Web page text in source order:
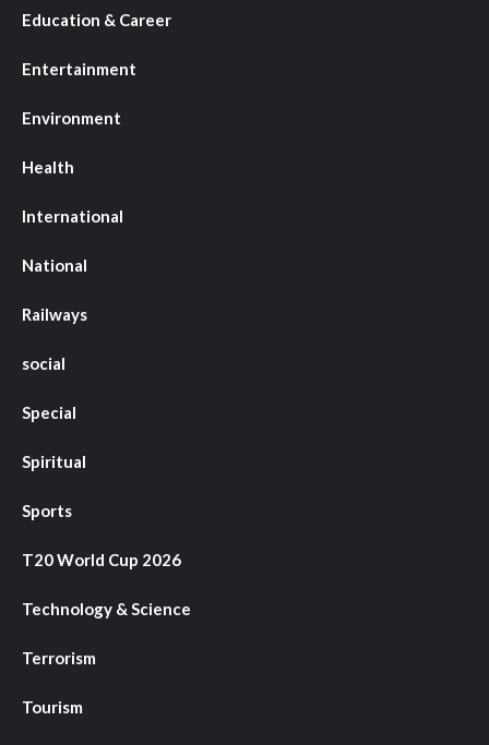
Education & Career
Entertainment
Environment
Health
International
National
Railways
social
Special
Spiritual
Sports
T20 World Cup 2026
Technology & Science
Terrorism
Tourism